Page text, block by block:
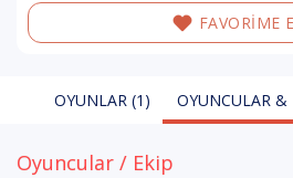
FAVORİME
OYUNLAR (1) OYUNCULAR &
Oyuncular / Ekip